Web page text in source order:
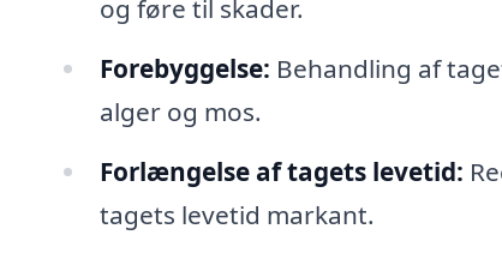
og føre til skader.
Forebyggelse: Behandling af
alger og mos.
Forlængelse af tagets levetid:
tagets levetid markant.